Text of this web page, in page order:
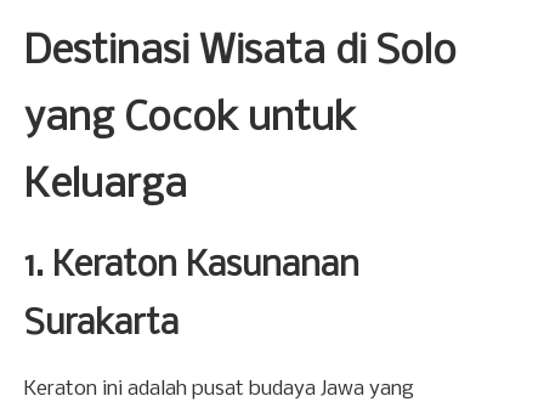
Destinasi Wisata di Solo
yang Cocok untuk
Keluarga
1. Keraton Kasunanan
Surakarta
Keraton ini adalah pusat budaya Jawa yang